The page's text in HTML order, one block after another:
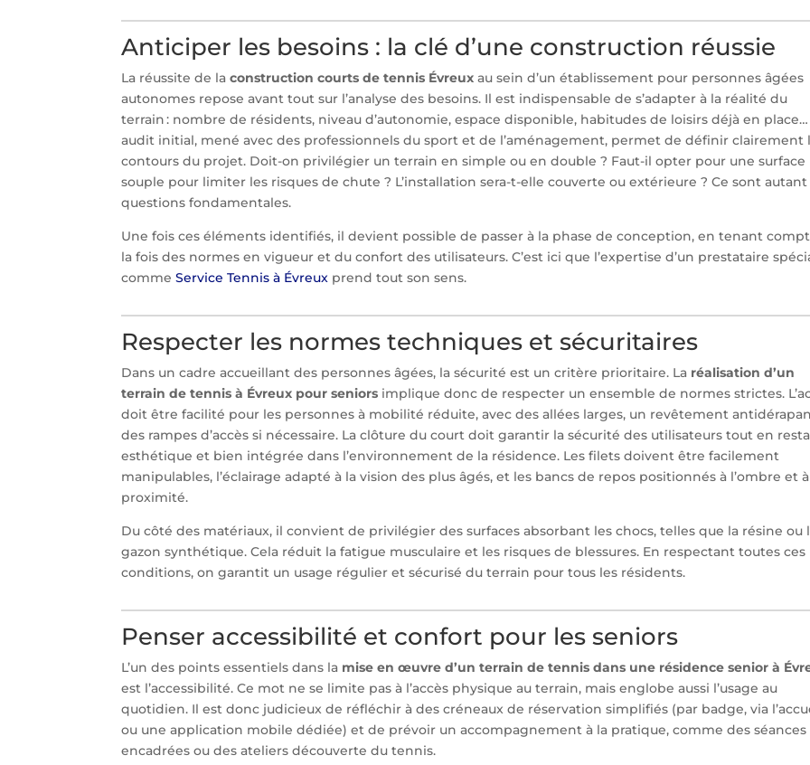
Anticiper les besoins : la clé d’une construction réussie
La réussite de laconstruction courts de tennis Évreux au sein d’un établissement pour personnes âgées
autonomes repose avant tout sur l’analyse des besoins. Il est indispensable de s’adapter à la réalité du
terrain : nombre de résidents, niveau d’autonomie, espace disponible, habitudes de loisirs déjà en
audit initial, mené avec des professionnels du sport et de l’aménagement, permet de définir clairement
contours du projet. Doit-on privilégier un terrain en simple ou en double ? Faut-il opter pour une surface
souple pour limiter les risques de chute ? L’installation sera-t-elle couverte ou extérieure ? Ce sont autant
questions fondamentales.
Une fois ces éléments identifiés, il devient possible de passer à la phase de conception, en tenant
la fois des normes en vigueur et du confort des utilisateurs. C’est ici que l’expertise d’un prestataire
commeService Tennis à Évreux prend tout son sens.
Respecter les normes techniques et sécuritaires
Dans un cadre accueillant des personnes âgées, la sécurité est un critère prioritaire. La réalisation d’un
terrain de tennis à Évreux pour seniors implique donc de respecter un ensemble de normes strictes.
doit être facilité pour les personnes à mobilité réduite, avec des allées larges, un revêtement
des rampes d’accès si nécessaire. La clôture du court doit garantir la sécurité des utilisateurs tout en
esthétique et bien intégrée dans l’environnement de la résidence. Les filets doivent être facilement
manipulables, l’éclairage adapté à la vision des plus âgés, et les bancs de repos positionnés à l’ombre et à
proximité.
Du côté des matériaux, il convient de privilégier des surfaces absorbant les chocs, telles que la résine ou
gazon synthétique. Cela réduit la fatigue musculaire et les risques de blessures. En respectant toutes ces
conditions, on garantit un usage régulier et sécurisé du terrain pour tous les résidents.
Penser accessibilité et confort pour les seniors
L’un des points essentiels dans la mise en œuvre d’un terrain de tennis dans une résidence senior à
est l’accessibilité. Ce mot ne se limite pas à l’accès physique au terrain, mais englobe aussi l’usage au
quotidien. Il est donc judicieux de réfléchir à des créneaux de réservation simplifiés (par badge, via
ou une application mobile dédiée) et de prévoir un accompagnement à la pratique, comme des séances
encadrées ou des ateliers découverte du tennis.